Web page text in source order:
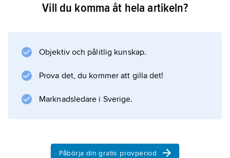
konflikter, neokolonialism och urbanisering
har radikalt förändrat den traditionella
afrikanska stamkulturen. Konstnärernas
situationen. I de snabbt växande storstäderna
och grafik har
Vill du komma åt hela artikeln?
Objektiv och pålitlig kunskap.
Prova det, du kommer att gilla det!
Marknadsledare i Sverige.
Påbörja din gratis provperiod